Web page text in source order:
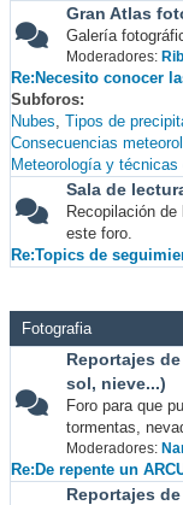
Gran Atlas
Galería
Moderadores:
Re:Necesito conocer
Subforos
Nubes Tipos de
Consecuencias
Meteorología y
Sala de
Recopilación
este foro.
Re:Topics de
Fotografia
Reportajes
sol, nieve...)
Foro para que
tormentas,
Moderadores:
Re:De repente un
Reportajes